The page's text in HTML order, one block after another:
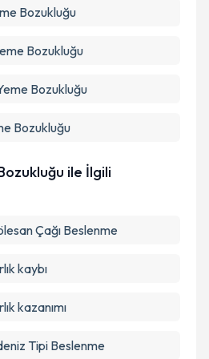
Bozukluğu
Bozukluğu
Bozukluğu
Bozukluğu
ile İlgili
Çağı Beslenme
kaybı
kazanımı
Tipi Beslenme